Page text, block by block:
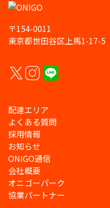
〒154-0011
東京都世田谷区上馬1-17-5
配達エリア
よくある質問
採用情報
お知らせ
ONIGO通信
会社概要
オニゴーパーク
協業パートナー